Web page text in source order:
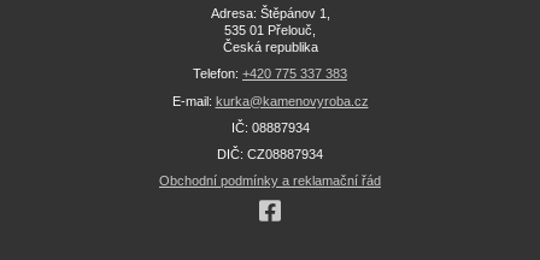
Adresa: Štěpánov 1,
535 01 Přelouč,
Česká republika
Telefon: +420 775 337 383
E-mail: kurka@kamenovyroba.cz
IČ: 08887934
DIČ: CZ08887934
Obchodní podmínky a reklamační řád